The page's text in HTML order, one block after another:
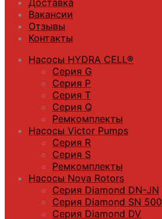
Вакансии
Отзывы
Контакты
Насосы HYDRA CELL®
Серия G
Серия P
Серия T
Серия Q
Ремкомплекты
Насосы Victor Pumps
Серия R
Серия S
Ремкомплекты
Насосы Nova Rotors
Серия Diamond DN-JN
Серия Diamond SN 500
Серия Diamond DV